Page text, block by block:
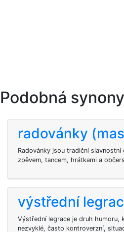
Podobná
radovánky
Radovánky jsou tradiční slavnostní
zpěvem, tancem, hrátkami a
výstřední
Výstřední legrace je druh humoru,
nezvyklé, často kontroverzní,